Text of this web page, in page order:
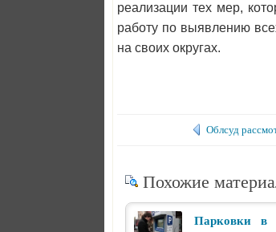
реализации тех мер,
работу по выявлению
на своих округах.
Облсуд
Похожие
Парковки в